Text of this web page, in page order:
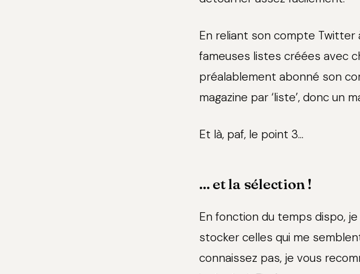
En reliant son compte Twitter
fameuses listes créées avec
préalablement abonné son
magazine par ‘liste’, donc un
Et là, paf, le point 3...
... et la sélection !
En fonction du temps dispo,
stocker celles qui me
connaissez pas, je vous